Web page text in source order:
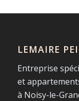
LEMAIRE
Entreprise
et
à Noisy-le-